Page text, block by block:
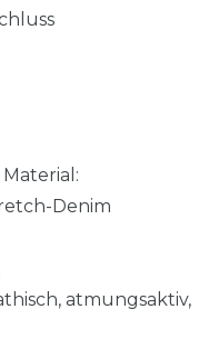
Denim
atmungsaktiv,